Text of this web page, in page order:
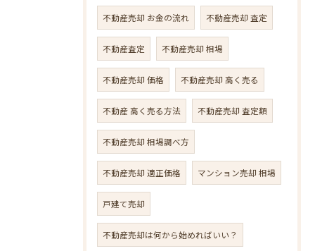
不動産売却 お金の流れ 不動産売却 査定
不動産査定 不動産売却 相場
不動産売却 価格 不動産売却 高く売る
不動産 高く売る方法 不動産売却 査定額
不動産売却 相場調べ方
不動産売却 適正価格 マンション売却 相場
戸建て売却
不動産売却は何から始めればいい？